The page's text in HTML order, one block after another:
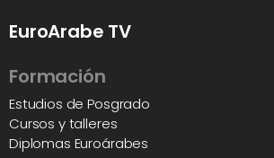
EuroArabe TV
Formación
Estudios de Posgrado
Cursos y talleres
Diplomas Euroárabes